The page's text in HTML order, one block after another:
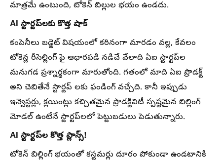
మాత్రమే ఉంటుంది, టోకెన్ బిల్లుల భయం ఉండదు.
AI స్టార్టప్‌లకు కొత్త షాక్
కంపెనీలు బడ్జెట్ విషయంలో కఠినంగా మారడం వల్ల, కేవలం
టోకెన్ల రీసెల్లింగ్ పై ఆధారపడి నడిచే వేలాది ఏఐ స్టార్టప్‌ల
మనుగడ ప్రశ్నార్థకంగా మారుతోంది. గతంలో మాది ఏఐ ప్రొడక్ట్
అని చెబితేనే స్టార్టప్ లకు ఫండింగ్ వచ్చేది. కానీ ఇప్పుడు
ఇన్వెస్టర్లు, క్లయింట్లు కచ్చితమైన ప్రొడక్టివిటీ స్పష్టమైన బిల్లింగ్
మోడల్ ఉంటేనే స్టార్టప్‌లలో పెట్టుబడులు పెడుతున్నారు.
AI స్టార్టప్‌ల కొత్త ప్లాన్స్!
టోకెన్ బిల్లింగ్ భయంతో కస్టమర్లు దూరం పోకుండా ఉండటానికి